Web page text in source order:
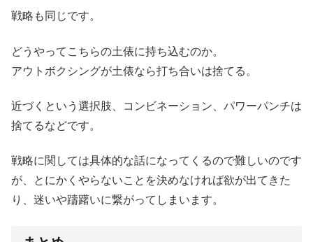
戦略も同じです。
どうやってこちらの土俵に持ち込むのか。
アウトボクシングが土俵なら打ち合いは捨てる。
近づくという選択肢、コンビネーション、パワーパンチは
捨てるなどです。
戦略に関しては具体的な話になってくるので難しいのです
が、とにかくやらないことを決めなければ欲が出てきた
り、迷いや躊躇いに繋がってしまいます。